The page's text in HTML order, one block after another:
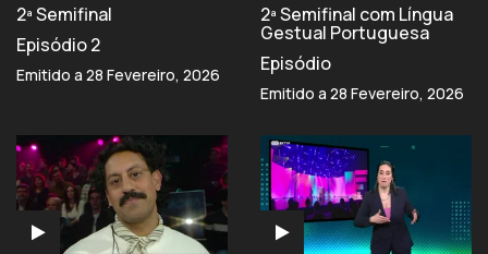
2ª Semifinal
Episódio 2
Emitido a 28 Fevereiro, 2026
2ª Semifinal com Língua
Gestual Portuguesa
Episódio
Emitido a 28 Fevereiro, 2026